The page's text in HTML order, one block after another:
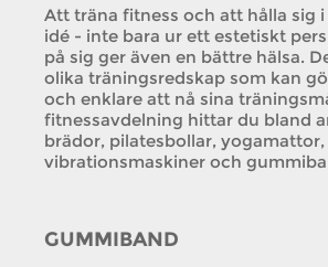
Att träna fitness och att hålla sig
idé - inte bara ur ett estetiskt
på sig ger även en bättre hälsa.
olika träningsredskap som kan
och enklare att nå sina
fitnessavdelning hittar du bland
brädor, pilatesbollar, yogamattor,
vibrationsmaskiner och
GUMMIBAND